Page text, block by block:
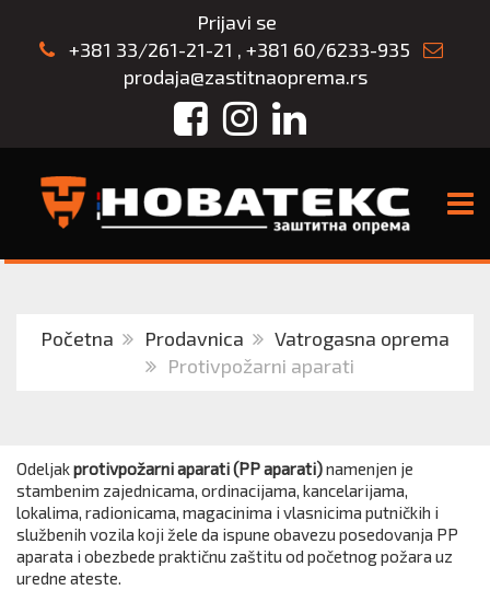
Prijavi se
+381 33/261-21-21 , +381 60/6233-935
prodaja@zastitnaoprema.rs
FacebookInstagram
LinkedIn
Početna Prodavnica
Vatrogasna oprema
Protivpožarni aparati
Odeljakprotivpožarni aparati (PP aparati)namenjen je
stambenim zajednicama, ordinacijama, kancelarijama,
lokalima, radionicama, magacinima i vlasnicima putničkih i
službenih vozila koji žele da ispune obavezu posedovanja PP
aparata i obezbede praktičnu zaštitu od početnog požara uz
uredne ateste.